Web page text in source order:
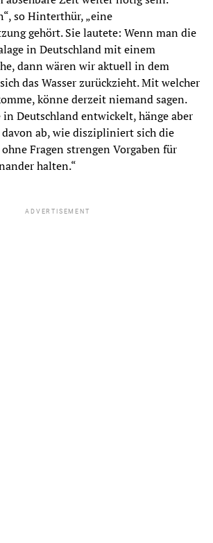
so Hinterthür, „eine
gehört. Sie lautete: Wenn man die
in Deutschland mit einem
dann wären wir aktuell in dem
das Wasser zurückzieht. Mit welcher
könne derzeit niemand sagen.
in Deutschland entwickelt, hänge aber
ab, wie diszipliniert sich die
Fragen strengen Vorgaben für
halten.“
ADVERTISEMENT